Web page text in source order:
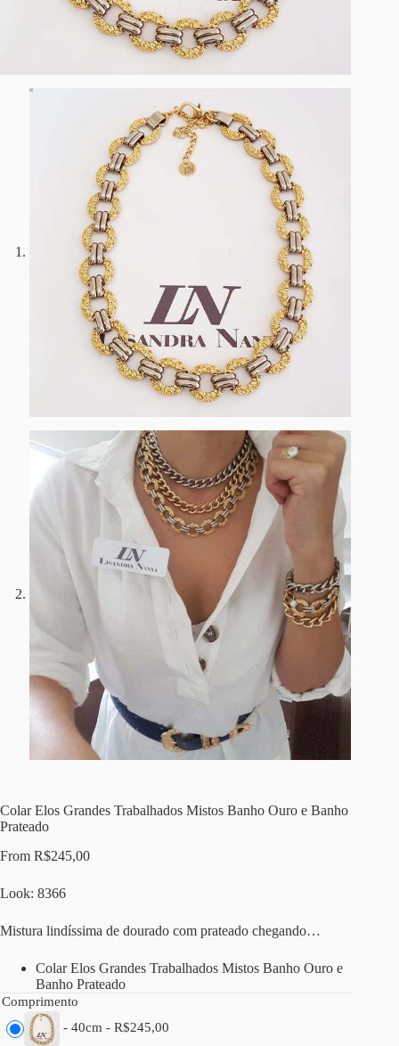
Colar Elos Grandes Trabalhados Mistos Banho Ouro e Banho
Prateado
From R$245,00
Look: 8366
Mistura lindíssima de dourado com prateado chegando…
Colar Elos Grandes Trabalhados Mistos Banho Ouro e
Banho Prateado
Comprimento
- 40cm - R$245,00